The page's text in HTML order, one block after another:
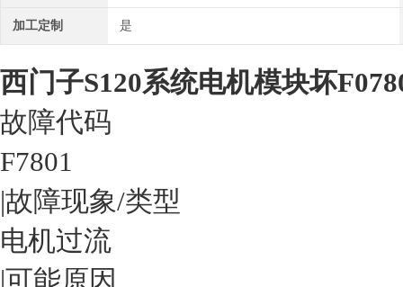
加工定制 是
西门子S120系统电机模块坏
故障代码
F7801
|故障现象/类型
电机过流
|可能原因